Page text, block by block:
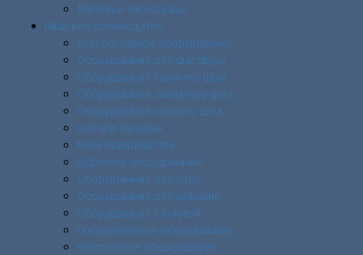
Торговые аксессуары
Пищевое производство
Хлебопекарное оборудование
Оборудование для фастфуда
Оборудование горячего цеха
Оборудование холодного цеха
Оборудование мясного цеха
Цех при магазине
Мини производства
Буфетное оборудование
Оборудование для бара
Оборудование для кофейни
Оборудование столовой
Посудомоечное оборудование
Нейтральное оборудование